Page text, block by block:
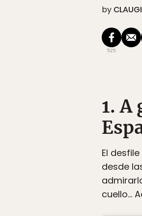
by
525
1. A
El
desde
cuello…